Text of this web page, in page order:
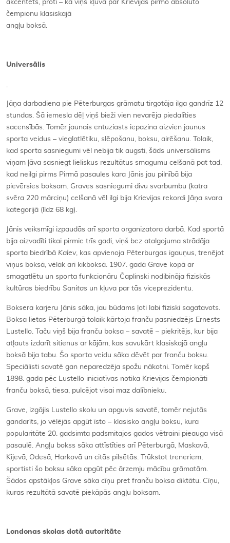
akcentēts, proti – kā viņš kļuva par Krievijas pirmo absolūto
čempionu klasiskajā
angļu boksā.
Universālis
Jāņa darbadiena pie Pēterburgas grāmatu tirgotāja ilga gandrīz 12
stundas. Šā iemesla dēļ viņš bieži vien nevarēja piedalīties
sacensībās. Tomēr jaunais entuziasts iepazina aizvien jaunus
sporta veidus – vieglatlētiku, slēpošanu, boksu, airēšanu. Tolaik,
kad sporta sasniegumi vēl nebija tik augsti, šāds universālisms
viņam ļāva sasniegt lieliskus rezultātus smagumu celšanā pat tad,
kad neilgi pirms Pirmā pasaules kara Jānis jau pilnībā bija
pievērsies boksam. Graves sasniegumi divu svarbumbu (katra
svēra 220 mārciņu) celšanā vēl ilgi bija Krievijas rekordi Jāņa svara
kategorijā (līdz 68 kg).
Jānis veiksmīgi izpaudās arī sporta organizatora darbā. Kad sportā
bija aizvadīti tikai pirmie trīs gadi, viņš bez atalgojuma strādāja
sporta biedrībā Kalev, kas apvienoja Pēterburgas igauņus, trenējot
viņus boksā, vēlāk arī kikboksā. 1907. gadā Grave kopā ar
smagatlētu un sporta funkcionāru Čaplinski nodibināja fiziskās
kultūras biedrību Sanitas un kļuva par tās viceprezidentu.
Boksera karjeru Jānis sāka, jau būdams ļoti labi fiziski sagatavots.
Boksa lietas Pēterburgā tolaik kārtoja franču pasniedzējs Ernests
Lustello. Taču viņš bija franču boksa – savatē – piekritējs, kur bija
atļauts izdarīt sitienus ar kājām, kas savukārt klasiskajā angļu
boksā bija tabu. Šo sporta veidu sāka dēvēt par franču boksu.
Speciālisti savatē gan neparedzēja spožu nākotni. Tomēr kopš
1898. gada pēc Lustello iniciatīvas notika Krievijas čempionāti
franču boksā, tiesa, pulcējot visai maz dalībnieku.
Grave, izgājis Lustello skolu un apguvis savatē, tomēr nejutās
gandarīts, jo vēlējās apgūt īsto – klasisko angļu boksu, kura
popularitāte 20. gadsimta padsmitajos gados vētraini pieauga visā
pasaulē. Angļu bokss sāka attīstīties arī Pēterburgā, Maskavā,
Kijevā, Odesā, Harkovā un citās pilsētās. Trūkstot treneriem,
sportisti šo boksu sāka apgūt pēc ārzemju mācību grāmatām.
Šādos apstākļos Grave sāka cīņu pret franču boksa diktātu. Cīņu,
kuras rezultātā savatē piekāpās angļu boksam.
Londonas skolas dotā autoritāte